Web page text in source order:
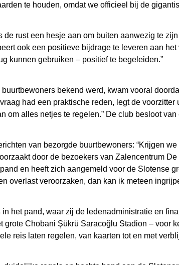
te houden, omdat we officieel bij de
rust een hesje aan om buiten aanwezig te
ook een positieve bijdrage te leveren aan
kunnen gebruiken – positief te begeleiden.”
bekend werd, kwam vooral
had een praktische reden, legt de voorzitter
om alles netjes te regelen.” De club besloot
van bezorgde buurtbewoners: “Krijgen
door de bezoekers van Zalencentrum
en heeft zich aangemeld voor de Slotense
overlast veroorzaken, dan kan ik meteen
het pand, waar zij de ledenadministratie en
Chobani Şükrü Saracoğlu Stadion – voor
reis laten regelen, van kaarten tot en met